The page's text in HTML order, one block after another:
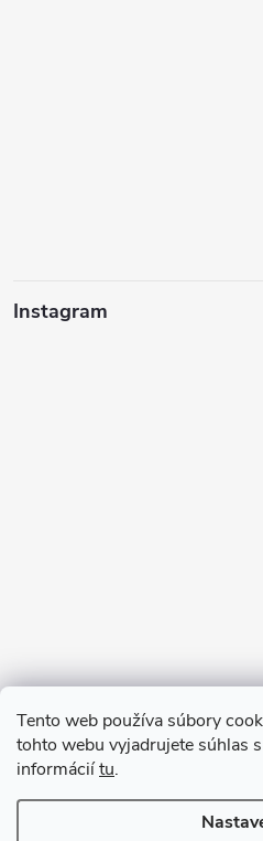
Tento web používa súbory
tohto webu vyjadrujete súhlas
informáciítu.
Instagram
Sledovať na